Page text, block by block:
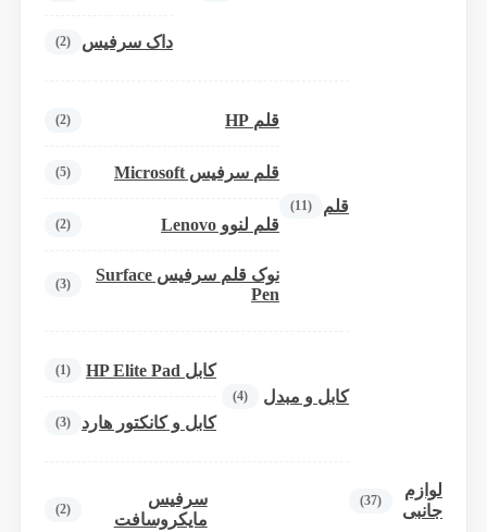
لوازم
جانبی
(37)
داک سرفیس (2)
قلم (11)
قلم HP (2)
قلم سرفیس Microsoft (5)
قلم لنوو Lenovo (2)
نوک قلم سرفیس Surface
Pen
(3)
کابل و مبدل (4)
کابل HP Elite Pad (1)
کابل و کانکتور هارد (3)
سرفیس
مایکروسافت
(2)